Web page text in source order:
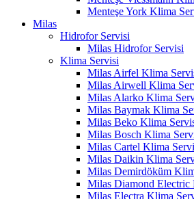
Menteşe York Klima
Milas
Hidrofor Servisi
Milas Hidrofor Servisi
Klima Servisi
Milas Airfel Klima
Milas Airwell Klima
Milas Alarko Klima
Milas Baymak Klima
Milas Beko Klima
Milas Bosch Klima
Milas Cartel Klima
Milas Daikin Klima
Milas Demirdöküm
Milas Diamond Electric
Milas Electra Klima